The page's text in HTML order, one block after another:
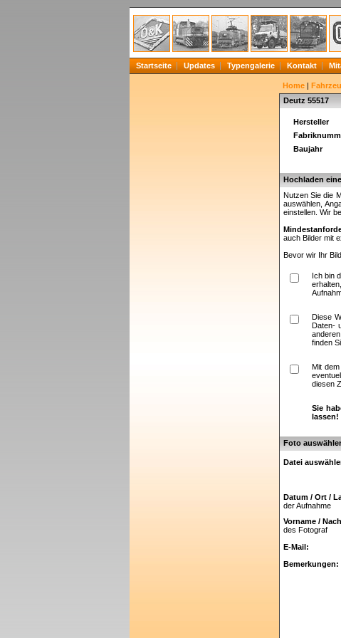
Startseite Updates Typengalerie Kontakt
Home |
Deutz 55517
Hersteller
Baujahr
Hochladen
Nutzen Sie die
auswählen,
einstellen. Wir
auch Bilder mit
Bevor wir Ihr
Ich bin
Diese
Daten-
finden
Mit
diesen
Sie
lassen!
Foto
Datei
Datum / Ort /
der Aufnahme
Vorname /
des Fotograf
E-Mail:
Bemerkungen: